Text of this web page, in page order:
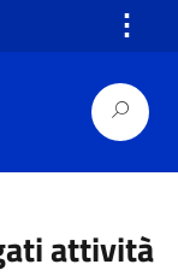
⋮
attività